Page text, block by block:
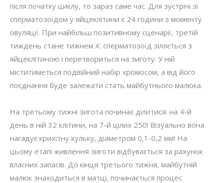
після початку циклу, то зараз саме час. Для зустрічі зі
сперматозоїдом у яйцеклітини є 24 години з моменту
овуляції. При найбільш позитивному сценарії, третій
тиждень стане тижнем X: сперматозоїд зіллється з
яйцеклітиною і перетвориться на зиготу. У ній
міститиметься подвійний набір хромосом, а від його
поєднання буде залежати стать майбутнього малюка.
На третьому тижні зигота починає ділитися: на 4-й
день в ній 32 клітини, на 7-й цілих 250! Візуально вона
нагадує крихітну кульку, діаметром 0,1-0,2 мм! На
цьому етапі живлення зиготи відбувається за рахунок
власних запасів. До кінця третього тижня, майбутній
малюк знаходиться в матці, починається процес